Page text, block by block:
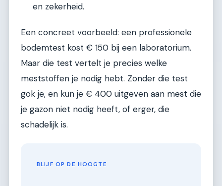
en zekerheid.
Een concreet voorbeeld: een professionele
bodemtest kost € 150 bij een laboratorium.
Maar die test vertelt je precies welke
meststoffen je nodig hebt. Zonder die test
gok je, en kun je € 400 uitgeven aan mest die
je gazon niet nodig heeft, of erger, die
schadelijk is.
BLIJF OP DE HOOGTE